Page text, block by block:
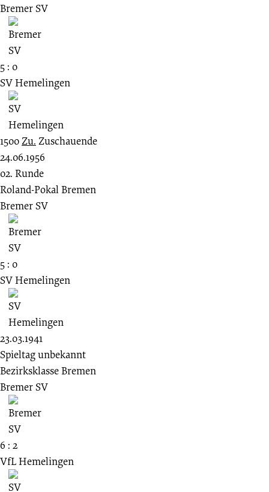
Bremer SV
5 : 0
SV Hemelingen
1500Zu. Zuschauende
24.06.1956
02. Runde
Roland-Pokal Bremen
Bremer SV
5 : 0
SV Hemelingen
23.03.1941
Spieltag unbekannt
Bezirksklasse Bremen
Bremer SV
6 : 2
VfL Hemelingen